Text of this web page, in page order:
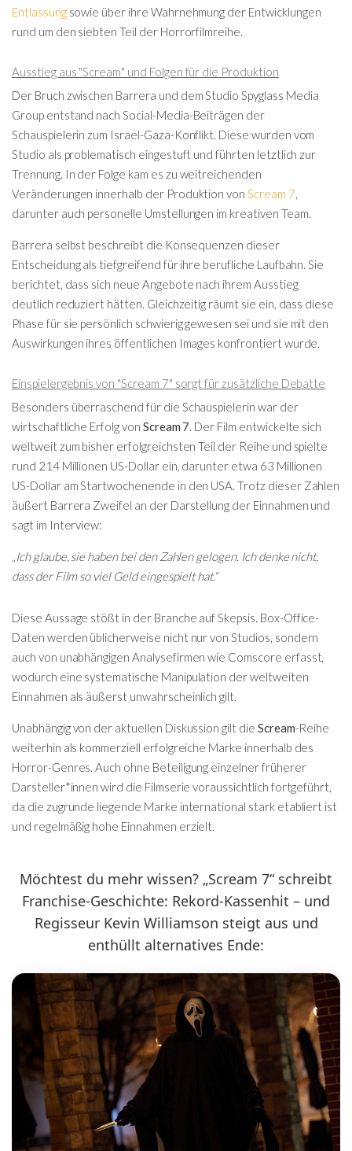
Entlassungsowie über ihre Wahrnehmung der Entwicklungen
rund um den siebten Teil der Horrorfilmreihe.
Ausstieg aus "Scream" und Folgen für die Produktion
Der Bruch zwischen Barrera und dem Studio Spyglass Media
Group entstand nach Social-Media-Beiträgen der
Schauspielerin zum Israel-Gaza-Konflikt. Diese wurden vom
Studio als problematisch eingestuft und führten letztlich zur
Trennung. In der Folge kam es zu weitreichenden
Veränderungen innerhalb der Produktion vonScream 7,
darunter auch personelle Umstellungen im kreativen Team.
Barrera selbst beschreibt die Konsequenzen dieser
Entscheidung als tiefgreifend für ihre berufliche Laufbahn. Sie
berichtet, dass sich neue Angebote nach ihrem Ausstieg
deutlich reduziert hätten. Gleichzeitig räumt sie ein, dass diese
Phase für sie persönlich schwierig gewesen sei und sie mit den
Auswirkungen ihres öffentlichen Images konfrontiert wurde.
Einspielergebnis von "Scream 7" sorgt für zusätzliche Debatte
Besonders überraschend für die Schauspielerin war der
wirtschaftliche Erfolg von Scream 7. Der Film entwickelte sich
weltweit zum bisher erfolgreichsten Teil der Reihe und spielte
rund 214 Millionen US-Dollar ein, darunter etwa 63 Millionen
US-Dollar am Startwochenende in den USA. Trotz dieser Zahlen
äußert Barrera Zweifel an der Darstellung der Einnahmen und
sagt im Interview:
„Ich glaube, sie haben bei den Zahlen gelogen. Ich denke nicht,
dass der Film so viel Geld eingespielt hat.“
Diese Aussage stößt in der Branche auf Skepsis. Box-Office-
Daten werden üblicherweise nicht nur von Studios, sondern
auch von unabhängigen Analysefirmen wie Comscore erfasst,
wodurch eine systematische Manipulation der weltweiten
Einnahmen als äußerst unwahrscheinlich gilt.
Unabhängig von der aktuellen Diskussion gilt die Scream-Reihe
weiterhin als kommerziell erfolgreiche Marke innerhalb des
Horror-Genres. Auch ohne Beteiligung einzelner früherer
Darsteller*innen wird die Filmserie voraussichtlich fortgeführt,
da die zugrunde liegende Marke international stark etabliert ist
und regelmäßig hohe Einnahmen erzielt.
Möchtest du mehr wissen? „Scream 7“ schreibt
Franchise-Geschichte: Rekord-Kassenhit – und
Regisseur Kevin Williamson steigt aus und
enthüllt alternatives Ende: